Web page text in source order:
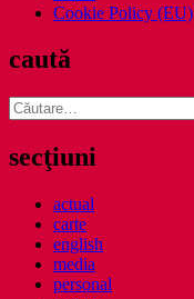
Cookie Policy (EU)
caută
Caută
după:
secţiuni
actual
carte
english
media
personal